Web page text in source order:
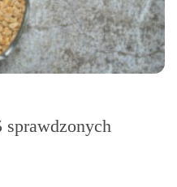
sprawdzonych